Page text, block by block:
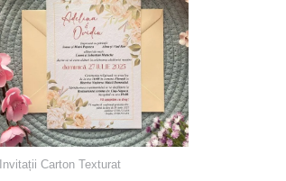
Invitații Carton Texturat